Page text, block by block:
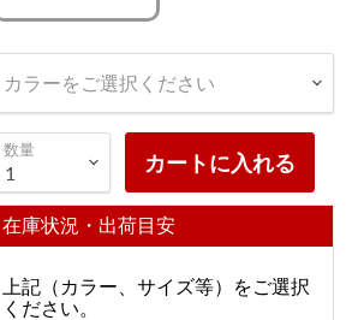
カラーをご選択ください
数量 カートに入れる
在庫状況・出荷目安
上記（カラー、サイズ等）をご選択
ください。